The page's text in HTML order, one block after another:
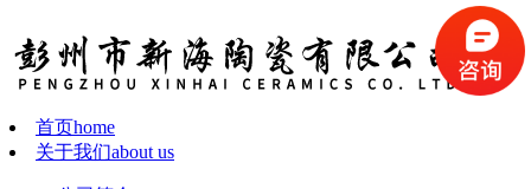
首页home
关于我们about us